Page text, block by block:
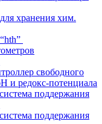
хранения хим.
свободного
и редокс-потенциала
поддержания
поддержания